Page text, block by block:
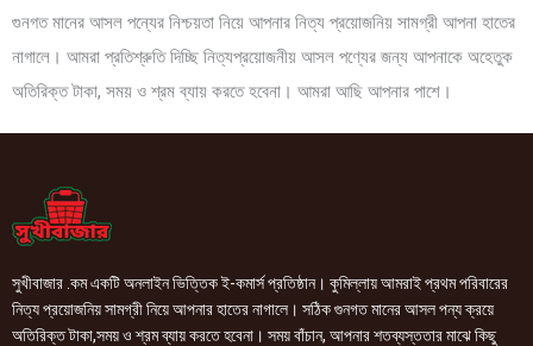
গুনগত মানের আসল পন্যের নিশ্চয়তা নিয়ে আপনার নিত্য প্রয়োজনিয় সামগ্রী আপনা হাতের
নাগালে। আমরা প্রতিশ্রুতি দিচ্ছি নিত্যপ্রয়োজনীয় আসল পণ্যের জন্য আপনাকে অহেতুক
অতিরিক্ত টাকা, সময় ও শ্রম ব্যায় করতে হবেনা। আমরা আছি আপনার পাশে।
সুখীবাজার .কম একটি অনলাইন ভিত্তিক ই-কমার্স প্রতিষ্ঠান। কুমিল্লায় আমরাই প্রথম পরিবারের
নিত্য প্রয়োজনিয় সামগ্রী নিয়ে আপনার হাতের নাগালে। সঠিক গুনগত মানের আসল পন্য ক্রয়ে
অতিরিক্ত টাকা,সময় ও শ্রম ব্যায় করতে হবেনা। সময় বাঁচান, আপনার শতব্যস্ততার মাঝে কিছু